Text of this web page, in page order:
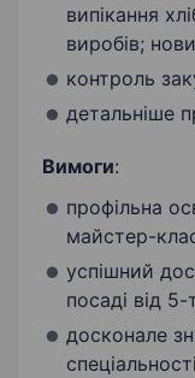
випікання
виробів;
контроль
детальніше
Вимоги:
профільна
майстер-
успішний
посаді від 5-
досконале